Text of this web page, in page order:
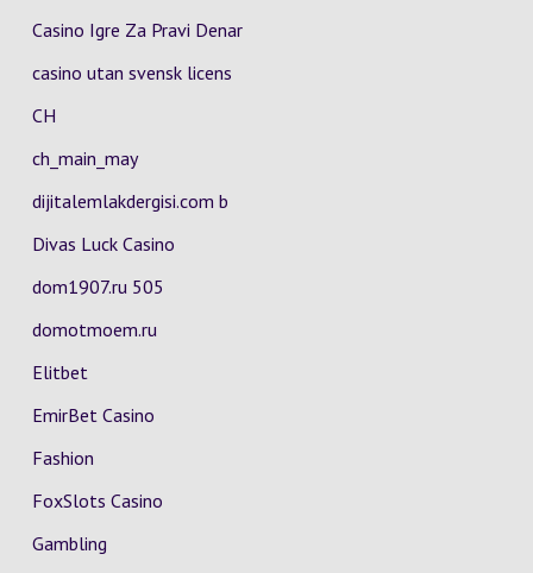
Casino Igre Za Pravi Denar
casino utan svensk licens
CH
ch_main_may
dijitalemlakdergisi.com b
Divas Luck Casino
dom1907.ru 505
domotmoem.ru
Elitbet
EmirBet Casino
Fashion
FoxSlots Casino
Gambling